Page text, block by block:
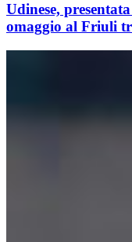
Udinese,
omaggio al Friuli